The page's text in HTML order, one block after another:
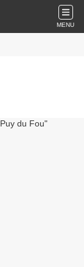
MENU